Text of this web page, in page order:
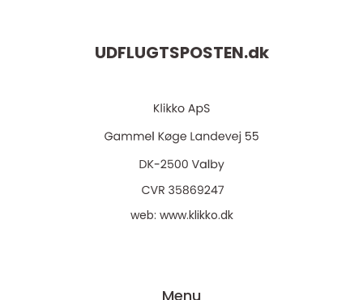
UDFLUGTSPOSTEN.dk
web: www.klikko.dk
Menu